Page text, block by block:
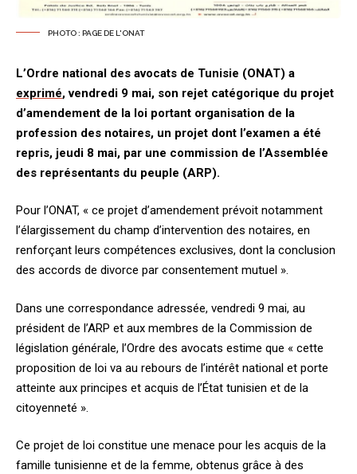
PHOTO : PAGE DE L'ONAT
L’Ordre national des avocats de Tunisie (ONAT) a
exprimé, vendredi 9 mai, son rejet catégorique du projet
d’amendement de la loi portant organisation de la
profession des notaires, un projet dont l’examen a été
repris, jeudi 8 mai, par une commission de l’Assemblée
des représentants du peuple (ARP).
Pour l’ONAT, « ce projet d’amendement prévoit notamment
l’élargissement du champ d’intervention des notaires, en
renforçant leurs compétences exclusives, dont la conclusion
des accords de divorce par consentement mutuel ».
Dans une correspondance adressée, vendredi 9 mai, au
président de l’ARP et aux membres de la Commission de
législation générale, l’Ordre des avocats estime que « cette
proposition de loi va au rebours de l’intérêt national et porte
atteinte aux principes et acquis de l’État tunisien et de la
citoyenneté ».
Ce projet de loi constitue une menace pour les acquis de la
famille tunisienne et de la femme, obtenus grâce à des